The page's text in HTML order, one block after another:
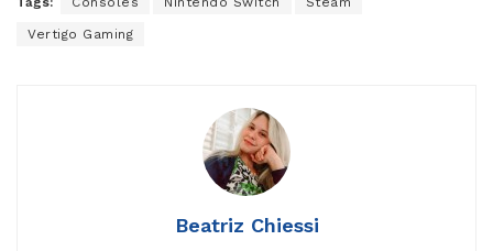
Vertigo Gaming
Beatriz Chiessi